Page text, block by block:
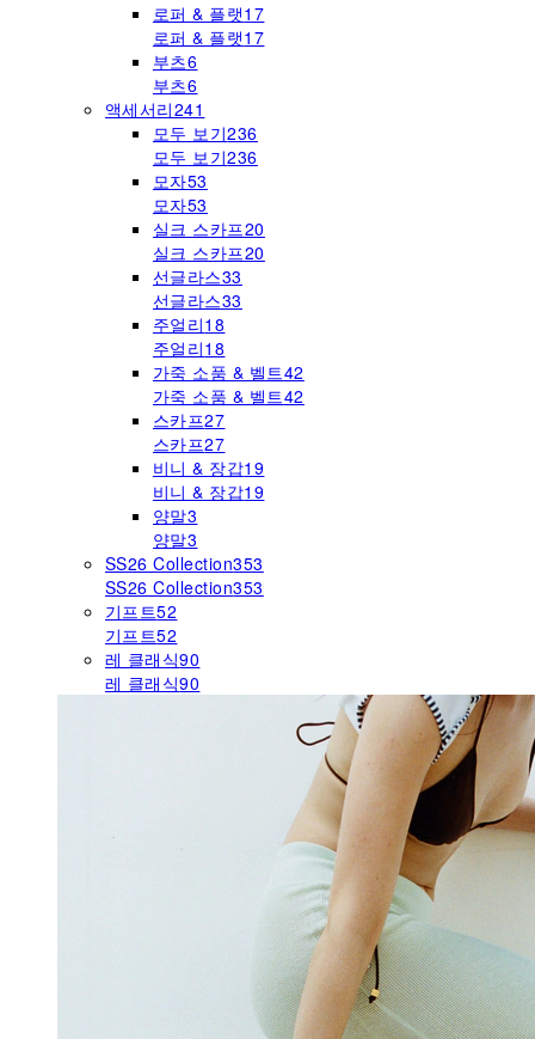
로퍼 & 플랫17
로퍼 & 플랫17
부츠6
부츠6
액세서리241
모두 보기236
모두 보기236
모자53
모자53
실크 스카프20
실크 스카프20
선글라스33
선글라스33
주얼리18
주얼리18
가죽 소품 & 벨트42
가죽 소품 & 벨트42
스카프27
스카프27
비니 & 장갑19
비니 & 장갑19
양말3
양말3
SS26 Collection353
SS26 Collection353
기프트52
기프트52
레 클래식90
레 클래식90